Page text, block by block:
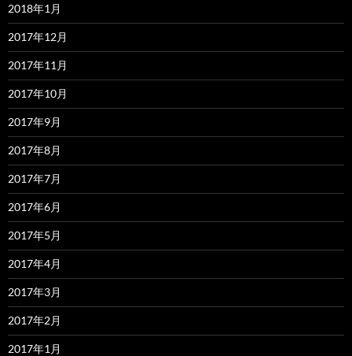
2018年1月
2017年12月
2017年11月
2017年10月
2017年9月
2017年8月
2017年7月
2017年6月
2017年5月
2017年4月
2017年3月
2017年2月
2017年1月